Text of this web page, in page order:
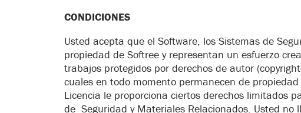
CONDICIONES
Usted acepta que el Software, los Sistemas de
propiedad de Softree y representan un esfuerzo
trabajos protegidos por derechos de autor
cuales en todo momento permanecen de
Licencia le proporciona ciertos derechos limitados
de Seguridad y Materiales Relacionados. Usted